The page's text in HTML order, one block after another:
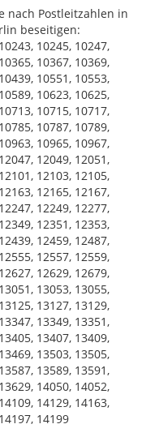
nach Postleitzahlen in
beseitigen:
10245, 10247,
10367, 10369,
10551, 10553,
10623, 10625,
10715, 10717,
10787, 10789,
10965, 10967,
12049, 12051,
12103, 12105,
12165, 12167,
12249, 12277,
12351, 12353,
12459, 12487,
12557, 12559,
12629, 12679,
13053, 13055,
13127, 13129,
13349, 13351,
13407, 13409,
13503, 13505,
13589, 13591,
14050, 14052,
14129, 14163,
14199